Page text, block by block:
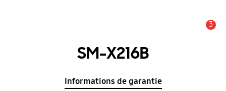
3
SM-X216B
Informations de garantie